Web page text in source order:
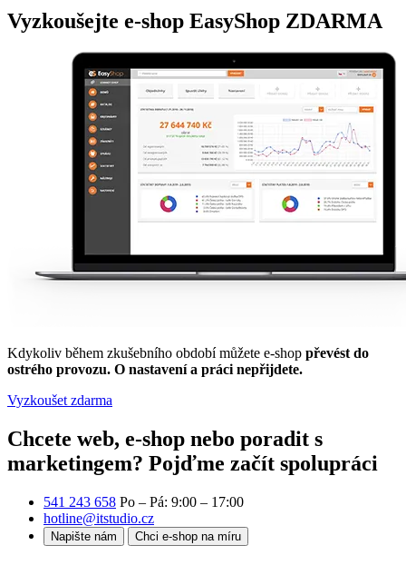
Vyzkoušejte e-shop EasyShop ZDARMA
Kdykoliv během zkušebního období můžete e-shop převést do
ostrého provozu. O nastavení a práci nepřijdete.
Vyzkoušet zdarma
Chcete web, e-shop nebo poradit s
marketingem? Pojďme začít spolupráci
541 243 658 Po – Pá: 9:00 – 17:00
hotline@itstudio.cz
Napište nám Chci e-shop na míru